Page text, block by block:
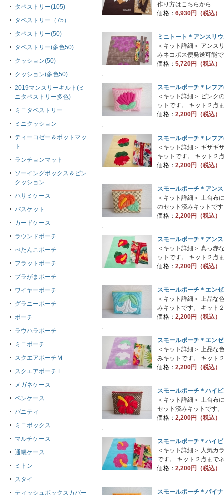
作り方はこちらから ...
価格： 6,930円（税込）
ミニトート＊アンスリ
＜キット詳細＞ アンス
みネコポス便発送可能
価格： 5,720円（税込）
スモールポーチ＊レフ
＜キット詳細＞ ピンク
ットです。 キット２点
価格： 2,200円（税込）
スモールポーチ＊レフ
＜キット詳細＞ ギザギ
キットです。 キット２
価格： 2,200円（税込）
スモールポーチ＊アン
＜キット詳細＞ 土台布
のセット済みキットで
価格： 2,200円（税込）
スモールポーチ＊アン
＜キット詳細＞ 真っ赤
ットです。 キット２点
価格： 2,200円（税込）
スモールポーチ＊エン
＜キット詳細＞ 上品な
みキットです。 キット
価格： 2,200円（税込）
スモールポーチ＊エン
＜キット詳細＞ 上品な
みキットです。 キット
価格： 2,200円（税込）
スモールポーチ＊ハイ
＜キット詳細＞ 土台布
セット済みキットです
価格： 2,200円（税込）
スモールポーチ＊ハイ
＜キット詳細＞ 人気カ
です。 キット２点まで
価格： 2,200円（税込）
スモールポーチ＊パイ
タペストリー(105)
タペストリー（75）
タペストリー(50)
タペストリー(多色50)
クッション(50)
クッション(多色50)
2019マンスリーキルト(ミ
ニタペストリー多色)
ミニタペストリー
ミニクッション
ティーコゼー＆ポットマッ
ト
ランチョンマット
ソーイングボックス＆ピン
クッション
ハサミケース
バスケット
カードケース
ラウンドポーチ
ぺたんこポーチ
フラットポーチ
プラがまポーチ
ワイヤーポーチ
グラニーポーチ
ポーチ
ラウハラポーチ
ミニポーチ
スクエアポーチＭ
スクエアポーチ L
メガネケース
ペンケース
バニティ
ミニボックス
マルチケース
通帳ケース
ミトン
スタイ
ティッシュボックスカバー